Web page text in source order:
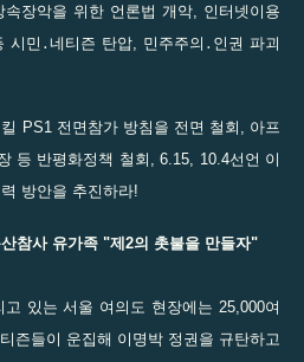
장악을 위한 언론법 개악, 인터넷이용
시민․네티즌 탄압, 민주주의․인권 파괴
PS1 전면참가 방침을 전면 철회, 아프
등 반평화정책 철회, 6.15, 10.4선언 이
방안을 추진하라!
참사 유가족 "제2의 촛불을 만들자"
있는 서울 여의도 현장에는 25,000여
즌들이 운집해 이명박 정권을 규탄하고